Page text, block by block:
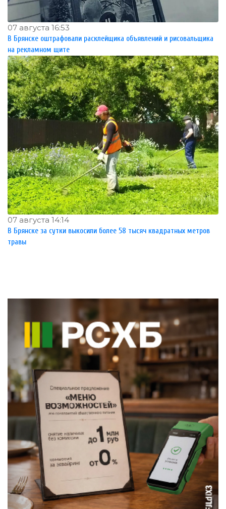
07 августа 16:53
В Брянске оштрафовали расклейщика объявлений и рисовальщика
на рекламном щите
07 августа 14:14
В Брянске за сутки выкосили более 58 тысяч квадратных метров
травы